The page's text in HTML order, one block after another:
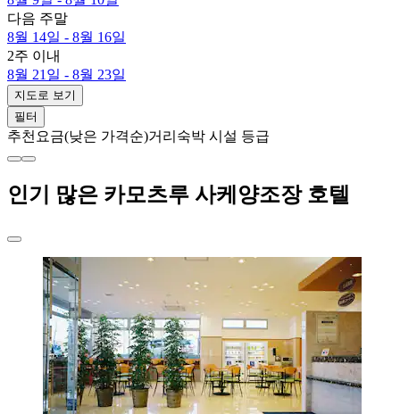
다음 주말
8월 14일 - 8월 16일
2주 이내
8월 21일 - 8월 23일
지도로 보기
필터
추천 요금(낮은 가격순)거리 숙박 시설 등급
인기 많은 카모츠루 사케양조장 호텔